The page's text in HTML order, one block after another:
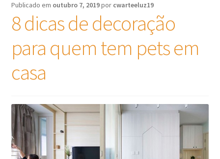
Publicado em outubro 7, 2019por cwarteeluz19
8 dicas de decoração
para quem tem pets em
casa